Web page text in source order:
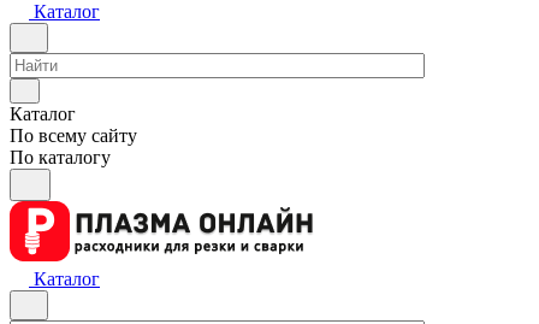
Каталог
Каталог
По всему сайту
По каталогу
Каталог